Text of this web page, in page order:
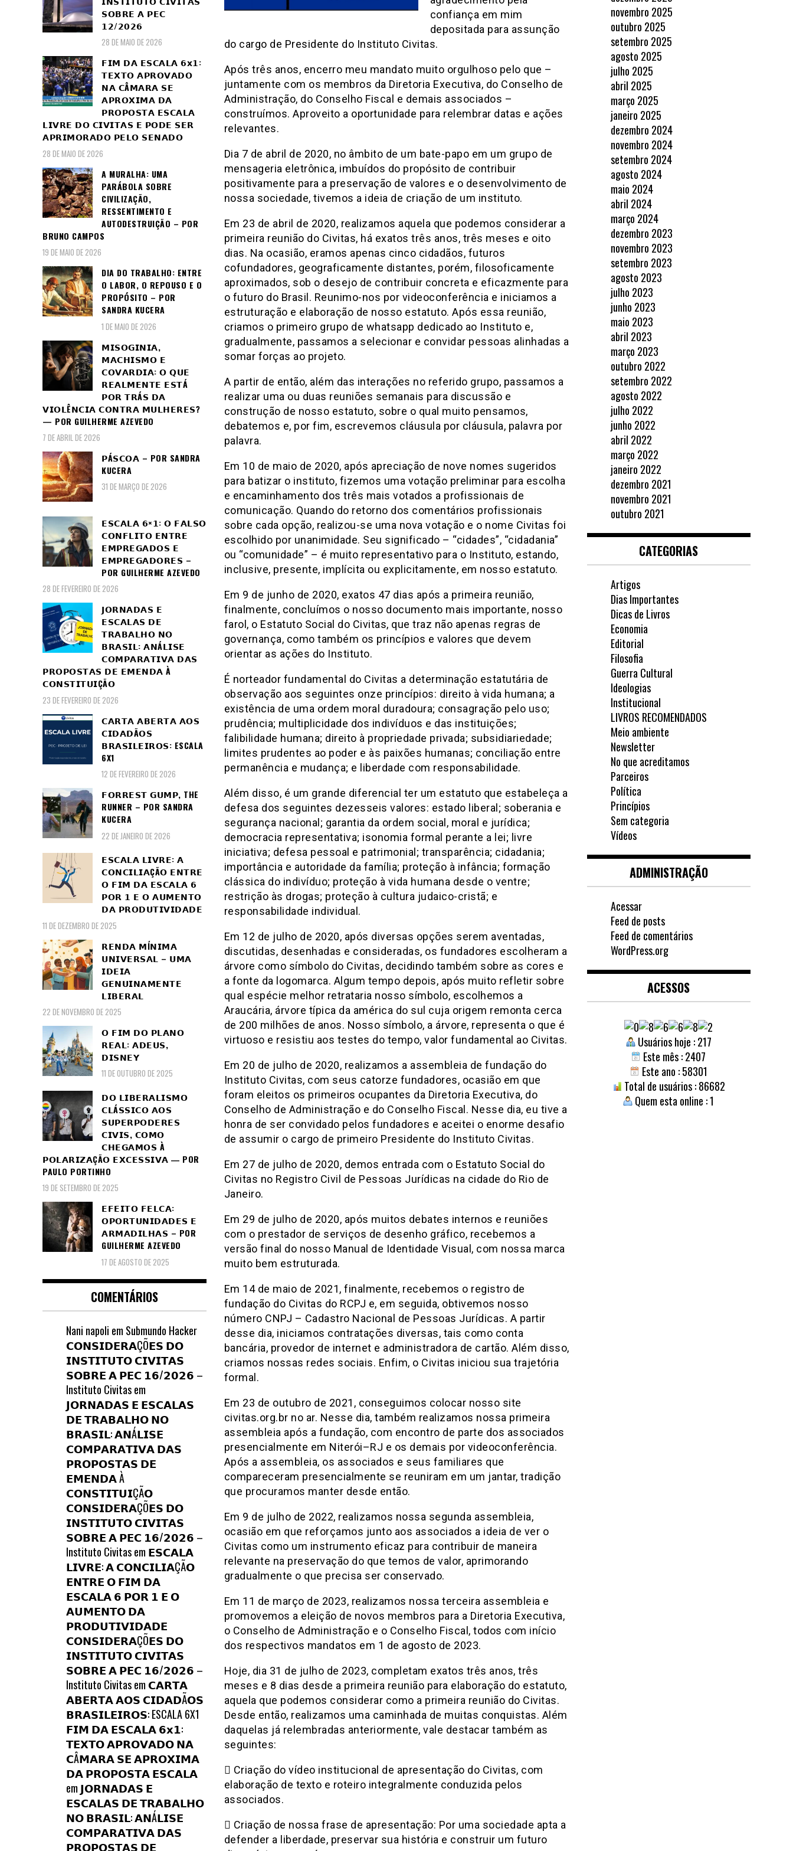
confiança em mim
depositada para assunção
do cargo de Presidente do Instituto Civitas.
Após três anos, encerro meu mandato muito orgulhoso pelo que –
juntamente com os membros da Diretoria Executiva, do Conselho de
Administração, do Conselho Fiscal e demais associados –
construímos. Aproveito a oportunidade para relembrar datas e ações
relevantes.
Dia 7 de abril de 2020, no âmbito de um bate-papo em um grupo de
mensageria eletrônica, imbuídos do propósito de contribuir
positivamente para a preservação de valores e o desenvolvimento de
nossa sociedade, tivemos a ideia de criação de um instituto.
Em 23 de abril de 2020, realizamos aquela que podemos considerar a
primeira reunião do Civitas, há exatos três anos, três meses e oito
dias. Na ocasião, eramos apenas cinco cidadãos, futuros
cofundadores, geograficamente distantes, porém, filosoficamente
aproximados, sob o desejo de contribuir concreta e eficazmente para
o futuro do Brasil. Reunimo-nos por videoconferência e iniciamos a
estruturação e elaboração de nosso estatuto. Após essa reunião,
criamos o primeiro grupo de whatsapp dedicado ao Instituto e,
gradualmente, passamos a selecionar e convidar pessoas alinhadas a
somar forças ao projeto.
A partir de então, além das interações no referido grupo, passamos a
realizar uma ou duas reuniões semanais para discussão e
construção de nosso estatuto, sobre o qual muito pensamos,
debatemos e, por fim, escrevemos cláusula por cláusula, palavra por
palavra.
Em 10 de maio de 2020, após apreciação de nove nomes sugeridos
para batizar o instituto, fizemos uma votação preliminar para escolha
e encaminhamento dos três mais votados a profissionais de
comunicação. Quando do retorno dos comentários profissionais
sobre cada opção, realizou-se uma nova votação e o nome Civitas foi
escolhido por unanimidade. Seu significado – “cidades”, “cidadania”
ou “comunidade” – é muito representativo para o Instituto, estando,
inclusive, presente, implícita ou explicitamente, em nosso estatuto.
Em 9 de junho de 2020, exatos 47 dias após a primeira reunião,
finalmente, concluímos o nosso documento mais importante, nosso
farol, o Estatuto Social do Civitas, que traz não apenas regras de
governança, como também os princípios e valores que devem
orientar as ações do Instituto.
É norteador fundamental do Civitas a determinação estatutária de
observação aos seguintes onze princípios: direito à vida humana; a
existência de uma ordem moral duradoura; consagração pelo uso;
prudência; multiplicidade dos indivíduos e das instituições;
falibilidade humana; direito à propriedade privada; subsidiariedade;
limites prudentes ao poder e às paixões humanas; conciliação entre
permanência e mudança; e liberdade com responsabilidade.
Além disso, é um grande diferencial ter um estatuto que estabeleça a
defesa dos seguintes dezesseis valores: estado liberal; soberania e
segurança nacional; garantia da ordem social, moral e jurídica;
democracia representativa; isonomia formal perante a lei; livre
iniciativa; defesa pessoal e patrimonial; transparência; cidadania;
importância e autoridade da família; proteção à infância; formação
clássica do indivíduo; proteção à vida humana desde o ventre;
restrição às drogas; proteção à cultura judaico-cristã; e
responsabilidade individual.
Em 12 de julho de 2020, após diversas opções serem aventadas,
discutidas, desenhadas e consideradas, os fundadores escolheram a
árvore como símbolo do Civitas, decidindo também sobre as cores e
a fonte da logomarca. Algum tempo depois, após muito refletir sobre
qual espécie melhor retrataria nosso símbolo, escolhemos a
Araucária, árvore típica da américa do sul cuja origem remonta cerca
de 200 milhões de anos. Nosso símbolo, a árvore, representa o que é
virtuoso e resistiu aos testes do tempo, valor fundamental ao Civitas.
Em 20 de julho de 2020, realizamos a assembleia de fundação do
Instituto Civitas, com seus catorze fundadores, ocasião em que
foram eleitos os primeiros ocupantes da Diretoria Executiva, do
Conselho de Administração e do Conselho Fiscal. Nesse dia, eu tive a
honra de ser convidado pelos fundadores e aceitei o enorme desafio
de assumir o cargo de primeiro Presidente do Instituto Civitas.
Em 27 de julho de 2020, demos entrada com o Estatuto Social do
Civitas no Registro Civil de Pessoas Jurídicas na cidade do Rio de
Janeiro.
Em 29 de julho de 2020, após muitos debates internos e reuniões
com o prestador de serviços de desenho gráfico, recebemos a
versão final do nosso Manual de Identidade Visual, com nossa marca
muito bem estruturada.
Em 14 de maio de 2021, finalmente, recebemos o registro de
fundação do Civitas do RCPJ e, em seguida, obtivemos nosso
número CNPJ – Cadastro Nacional de Pessoas Jurídicas. A partir
desse dia, iniciamos contratações diversas, tais como conta
bancária, provedor de internet e administradora de cartão. Além disso,
criamos nossas redes sociais. Enfim, o Civitas iniciou sua trajetória
formal.
Em 23 de outubro de 2021, conseguimos colocar nosso site
civitas.org.br no ar. Nesse dia, também realizamos nossa primeira
assembleia após a fundação, com encontro de parte dos associados
presencialmente em Niterói–RJ e os demais por videoconferência.
Após a assembleia, os associados e seus familiares que
compareceram presencialmente se reuniram em um jantar, tradição
que procuramos manter desde então.
Em 9 de julho de 2022, realizamos nossa segunda assembleia,
ocasião em que reforçamos junto aos associados a ideia de ver o
Civitas como um instrumento eficaz para contribuir de maneira
relevante na preservação do que temos de valor, aprimorando
gradualmente o que precisa ser conservado.
Em 11 de março de 2023, realizamos nossa terceira assembleia e
promovemos a eleição de novos membros para a Diretoria Executiva,
o Conselho de Administração e o Conselho Fiscal, todos com início
dos respectivos mandatos em 1 de agosto de 2023.
Hoje, dia 31 de julho de 2023, completam exatos três anos, três
meses e 8 dias desde a primeira reunião para elaboração do estatuto,
aquela que podemos considerar como a primeira reunião do Civitas.
Desde então, realizamos uma caminhada de muitas conquistas. Além
daquelas já relembradas anteriormente, vale destacar também as
seguintes:
 Criação do vídeo institucional de apresentação do Civitas, com
elaboração de texto e roteiro integralmente conduzida pelos
associados.
 Criação de nossa frase de apresentação: Por uma sociedade apta a
defender a liberdade, preservar sua história e construir um futuro
𝗦𝗢𝗕𝗥𝗘 𝗔 𝗣𝗘𝗖
𝟭𝟮/𝟮𝟬𝟮𝟲
28 DE MAIO DE 2026
𝗙𝗜𝗠 𝗗𝗔 𝗘𝗦𝗖𝗔𝗟𝗔 𝟲𝘅𝟭:
𝗧𝗘𝗫𝗧𝗢 𝗔𝗣𝗥𝗢𝗩𝗔𝗗𝗢
𝗡𝗔 𝗖Â𝗠𝗔𝗥𝗔 𝗦𝗘
𝗔𝗣𝗥𝗢𝗫𝗜𝗠𝗔 𝗗𝗔
𝗣𝗥𝗢𝗣𝗢𝗦𝗧𝗔 𝗘𝗦𝗖𝗔𝗟𝗔
𝗟𝗜𝗩𝗥𝗘 𝗗𝗢 𝗖𝗜𝗩𝗜𝗧𝗔𝗦 𝗘 𝗣𝗢𝗗𝗘 𝗦𝗘𝗥
𝗔𝗣𝗥𝗜𝗠𝗢𝗥𝗔𝗗𝗢 𝗣𝗘𝗟𝗢 𝗦𝗘𝗡𝗔𝗗𝗢
28 DE MAIO DE 2026
A MURALHA: UMA
PARÁBOLA SOBRE
CIVILIZAÇÃO,
RESSENTIMENTO E
AUTODESTRUIÇÃO – POR
BRUNO CAMPOS
19 DE MAIO DE 2026
DIA DO TRABALHO: ENTRE
O LABOR, O REPOUSO E O
PROPÓSITO – POR
SANDRA KUCERA
1 DE MAIO DE 2026
𝗠𝗜𝗦𝗢𝗚𝗜𝗡𝗜𝗔,
𝗠𝗔𝗖𝗛𝗜𝗦𝗠𝗢 𝗘
𝗖𝗢𝗩𝗔𝗥𝗗𝗜𝗔: 𝗢 𝗤𝗨𝗘
𝗥𝗘𝗔𝗟𝗠𝗘𝗡𝗧𝗘 𝗘𝗦𝗧Á
𝗣𝗢𝗥 𝗧𝗥Á𝗦 𝗗𝗔
𝗩𝗜𝗢𝗟Ê𝗡𝗖𝗜𝗔 𝗖𝗢𝗡𝗧𝗥𝗔 𝗠𝗨𝗟𝗛𝗘𝗥𝗘𝗦?
— POR GUILHERME AZEVEDO
7 DE ABRIL DE 2026
𝗣Á𝗦𝗖𝗢𝗔 – POR SANDRA
KUCERA
31 DE MARÇO DE 2026
𝗘𝗦𝗖𝗔𝗟𝗔 𝟲×𝟭: 𝗢 𝗙𝗔𝗟𝗦𝗢
𝗖𝗢𝗡𝗙𝗟𝗜𝗧𝗢 𝗘𝗡𝗧𝗥𝗘
𝗘𝗠𝗣𝗥𝗘𝗚𝗔𝗗𝗢𝗦 𝗘
𝗘𝗠𝗣𝗥𝗘𝗚𝗔𝗗𝗢𝗥𝗘𝗦 –
POR GUILHERME AZEVEDO
28 DE FEVEREIRO DE 2026
𝗝𝗢𝗥𝗡𝗔𝗗𝗔𝗦 𝗘
𝗘𝗦𝗖𝗔𝗟𝗔𝗦 𝗗𝗘
𝗧𝗥𝗔𝗕𝗔𝗟𝗛𝗢 𝗡𝗢
𝗕𝗥𝗔𝗦𝗜𝗟: 𝗔𝗡Á𝗟𝗜𝗦𝗘
𝗖𝗢𝗠𝗣𝗔𝗥𝗔𝗧𝗜𝗩𝗔 𝗗𝗔𝗦
𝗣𝗥𝗢𝗣𝗢𝗦𝗧𝗔𝗦 𝗗𝗘 𝗘𝗠𝗘𝗡𝗗𝗔 À
𝗖𝗢𝗡𝗦𝗧𝗜𝗧𝗨𝗜ÇÃ𝗢
23 DE FEVEREIRO DE 2026
𝗖𝗔𝗥𝗧𝗔 𝗔𝗕𝗘𝗥𝗧𝗔 𝗔𝗢𝗦
𝗖𝗜𝗗𝗔𝗗Ã𝗢𝗦
𝗕𝗥𝗔𝗦𝗜𝗟𝗘𝗜𝗥𝗢𝗦: ESCALA
6X1
12 DE FEVEREIRO DE 2026
𝗙𝗢𝗥𝗥𝗘𝗦𝗧 𝗚𝗨𝗠𝗣, THE
RUNNER – POR SANDRA
KUCERA
22 DE JANEIRO DE 2026
𝗘𝗦𝗖𝗔𝗟𝗔 𝗟𝗜𝗩𝗥𝗘: 𝗔
𝗖𝗢𝗡𝗖𝗜𝗟𝗜𝗔ÇÃ𝗢 𝗘𝗡𝗧𝗥𝗘
𝗢 𝗙𝗜𝗠 𝗗𝗔 𝗘𝗦𝗖𝗔𝗟𝗔 𝟲
𝗣𝗢𝗥 𝟭 𝗘 𝗢 𝗔𝗨𝗠𝗘𝗡𝗧𝗢
𝗗𝗔 𝗣𝗥𝗢𝗗𝗨𝗧𝗜𝗩𝗜𝗗𝗔𝗗𝗘
11 DE DEZEMBRO DE 2025
𝗥𝗘𝗡𝗗𝗔 𝗠Í𝗡𝗜𝗠𝗔
𝗨𝗡𝗜𝗩𝗘𝗥𝗦𝗔𝗟 – 𝗨𝗠𝗔
𝗜𝗗𝗘𝗜𝗔
𝗚𝗘𝗡𝗨𝗜𝗡𝗔𝗠𝗘𝗡𝗧𝗘
𝗟𝗜𝗕𝗘𝗥𝗔𝗟
22 DE NOVEMBRO DE 2025
𝗢 𝗙𝗜𝗠 𝗗𝗢 𝗣𝗟𝗔𝗡𝗢
𝗥𝗘𝗔𝗟: 𝗔𝗗𝗘𝗨𝗦,
𝗗𝗜𝗦𝗡𝗘𝗬
11 DE OUTUBRO DE 2025
𝗗𝗢 𝗟𝗜𝗕𝗘𝗥𝗔𝗟𝗜𝗦𝗠𝗢
𝗖𝗟Á𝗦𝗦𝗜𝗖𝗢 𝗔𝗢𝗦
𝗦𝗨𝗣𝗘𝗥𝗣𝗢𝗗𝗘𝗥𝗘𝗦
𝗖𝗜𝗩𝗜𝗦, 𝗖𝗢𝗠𝗢
𝗖𝗛𝗘𝗚𝗔𝗠𝗢𝗦 À
𝗣𝗢𝗟𝗔𝗥𝗜𝗭𝗔ÇÃ𝗢 𝗘𝗫𝗖𝗘𝗦𝗦𝗜𝗩𝗔 ― POR
PAULO PORTINHO
19 DE SETEMBRO DE 2025
𝗘𝗙𝗘𝗜𝗧𝗢 𝗙𝗘𝗟𝗖𝗔:
𝗢𝗣𝗢𝗥𝗧𝗨𝗡𝗜𝗗𝗔𝗗𝗘𝗦 𝗘
𝗔𝗥𝗠𝗔𝗗𝗜𝗟𝗛𝗔𝗦 – POR
GUILHERME AZEVEDO
17 DE AGOSTO DE 2025
COMENTÁRIOS
Nani napoli em Submundo Hacker
𝗖𝗢𝗡𝗦𝗜𝗗𝗘𝗥𝗔ÇÕ𝗘𝗦 𝗗𝗢
𝗜𝗡𝗦𝗧𝗜𝗧𝗨𝗧𝗢 𝗖𝗜𝗩𝗜𝗧𝗔𝗦
𝗦𝗢𝗕𝗥𝗘 𝗔 𝗣𝗘𝗖 𝟭𝟲/𝟮𝟬𝟮𝟲 –
Instituto Civitasem
𝗝𝗢𝗥𝗡𝗔𝗗𝗔𝗦 𝗘 𝗘𝗦𝗖𝗔𝗟𝗔𝗦
𝗗𝗘 𝗧𝗥𝗔𝗕𝗔𝗟𝗛𝗢 𝗡𝗢
𝗕𝗥𝗔𝗦𝗜𝗟: 𝗔𝗡Á𝗟𝗜𝗦𝗘
𝗖𝗢𝗠𝗣𝗔𝗥𝗔𝗧𝗜𝗩𝗔 𝗗𝗔𝗦
𝗣𝗥𝗢𝗣𝗢𝗦𝗧𝗔𝗦 𝗗𝗘
𝗘𝗠𝗘𝗡𝗗𝗔 À
𝗖𝗢𝗡𝗦𝗧𝗜𝗧𝗨𝗜ÇÃ𝗢
𝗖𝗢𝗡𝗦𝗜𝗗𝗘𝗥𝗔ÇÕ𝗘𝗦 𝗗𝗢
𝗜𝗡𝗦𝗧𝗜𝗧𝗨𝗧𝗢 𝗖𝗜𝗩𝗜𝗧𝗔𝗦
𝗦𝗢𝗕𝗥𝗘 𝗔 𝗣𝗘𝗖 𝟭𝟲/𝟮𝟬𝟮𝟲 –
Instituto Civitasem 𝗘𝗦𝗖𝗔𝗟𝗔
𝗟𝗜𝗩𝗥𝗘: 𝗔 𝗖𝗢𝗡𝗖𝗜𝗟𝗜𝗔ÇÃ𝗢
𝗘𝗡𝗧𝗥𝗘 𝗢 𝗙𝗜𝗠 𝗗𝗔
𝗘𝗦𝗖𝗔𝗟𝗔 𝟲 𝗣𝗢𝗥 𝟭 𝗘 𝗢
𝗔𝗨𝗠𝗘𝗡𝗧𝗢 𝗗𝗔
𝗣𝗥𝗢𝗗𝗨𝗧𝗜𝗩𝗜𝗗𝗔𝗗𝗘
𝗖𝗢𝗡𝗦𝗜𝗗𝗘𝗥𝗔ÇÕ𝗘𝗦 𝗗𝗢
𝗜𝗡𝗦𝗧𝗜𝗧𝗨𝗧𝗢 𝗖𝗜𝗩𝗜𝗧𝗔𝗦
𝗦𝗢𝗕𝗥𝗘 𝗔 𝗣𝗘𝗖 𝟭𝟲/𝟮𝟬𝟮𝟲 –
Instituto Civitasem 𝗖𝗔𝗥𝗧𝗔
𝗔𝗕𝗘𝗥𝗧𝗔 𝗔𝗢𝗦 𝗖𝗜𝗗𝗔𝗗Ã𝗢𝗦
𝗕𝗥𝗔𝗦𝗜𝗟𝗘𝗜𝗥𝗢𝗦: ESCALA 6X1
𝗙𝗜𝗠 𝗗𝗔 𝗘𝗦𝗖𝗔𝗟𝗔 𝟲𝘅𝟭:
𝗧𝗘𝗫𝗧𝗢 𝗔𝗣𝗥𝗢𝗩𝗔𝗗𝗢 𝗡𝗔
𝗖Â𝗠𝗔𝗥𝗔 𝗦𝗘 𝗔𝗣𝗥𝗢𝗫𝗜𝗠𝗔
𝗗𝗔 𝗣𝗥𝗢𝗣𝗢𝗦𝗧𝗔 𝗘𝗦𝗖𝗔𝗟𝗔
em 𝗝𝗢𝗥𝗡𝗔𝗗𝗔𝗦 𝗘
𝗘𝗦𝗖𝗔𝗟𝗔𝗦 𝗗𝗘 𝗧𝗥𝗔𝗕𝗔𝗟𝗛𝗢
𝗡𝗢 𝗕𝗥𝗔𝗦𝗜𝗟: 𝗔𝗡Á𝗟𝗜𝗦𝗘
𝗖𝗢𝗠𝗣𝗔𝗥𝗔𝗧𝗜𝗩𝗔 𝗗𝗔𝗦
𝗣𝗥𝗢𝗣𝗢𝗦𝗧𝗔𝗦 𝗗𝗘
novembro 2025
outubro 2025
setembro 2025
agosto 2025
julho 2025
abril 2025
março 2025
janeiro 2025
dezembro 2024
novembro 2024
setembro 2024
agosto 2024
maio 2024
abril 2024
março 2024
dezembro 2023
novembro 2023
setembro 2023
agosto 2023
julho 2023
junho 2023
maio 2023
abril 2023
março 2023
outubro 2022
setembro 2022
agosto 2022
julho 2022
junho 2022
abril 2022
março 2022
janeiro 2022
dezembro 2021
novembro 2021
outubro 2021
CATEGORIAS
Artigos
Dias Importantes
Dicas de Livros
Economia
Editorial
Filosofia
Guerra Cultural
Ideologias
Institucional
LIVROS RECOMENDADOS
Meio ambiente
Newsletter
No que acreditamos
Parceiros
Política
Princípios
Sem categoria
Vídeos
ADMINISTRAÇÃO
Acessar
Feed de posts
Feed de comentários
WordPress.org
ACESSOS
Usuários hoje : 217
Este mês : 2407
Este ano : 58301
Total de usuários : 86682
Quem esta online : 1